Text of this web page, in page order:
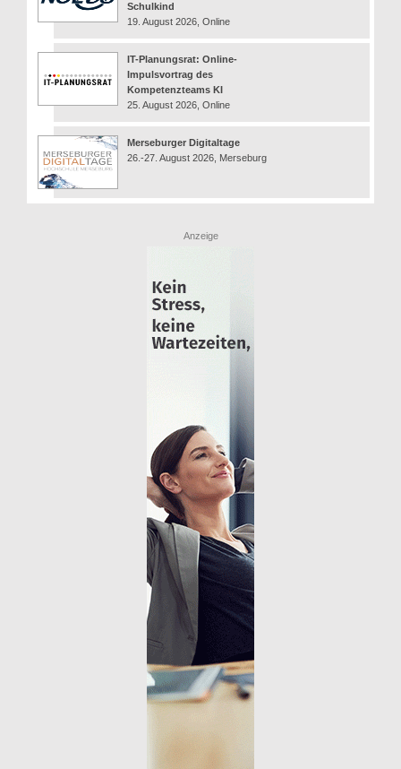
Schulkind
19. August 2026, Online
IT-Planungsrat: Online-
Impulsvortrag des
Kompetenzteams KI
25. August 2026, Online
Merseburger Digitaltage
26.-27. August 2026, Merseburg
Anzeige